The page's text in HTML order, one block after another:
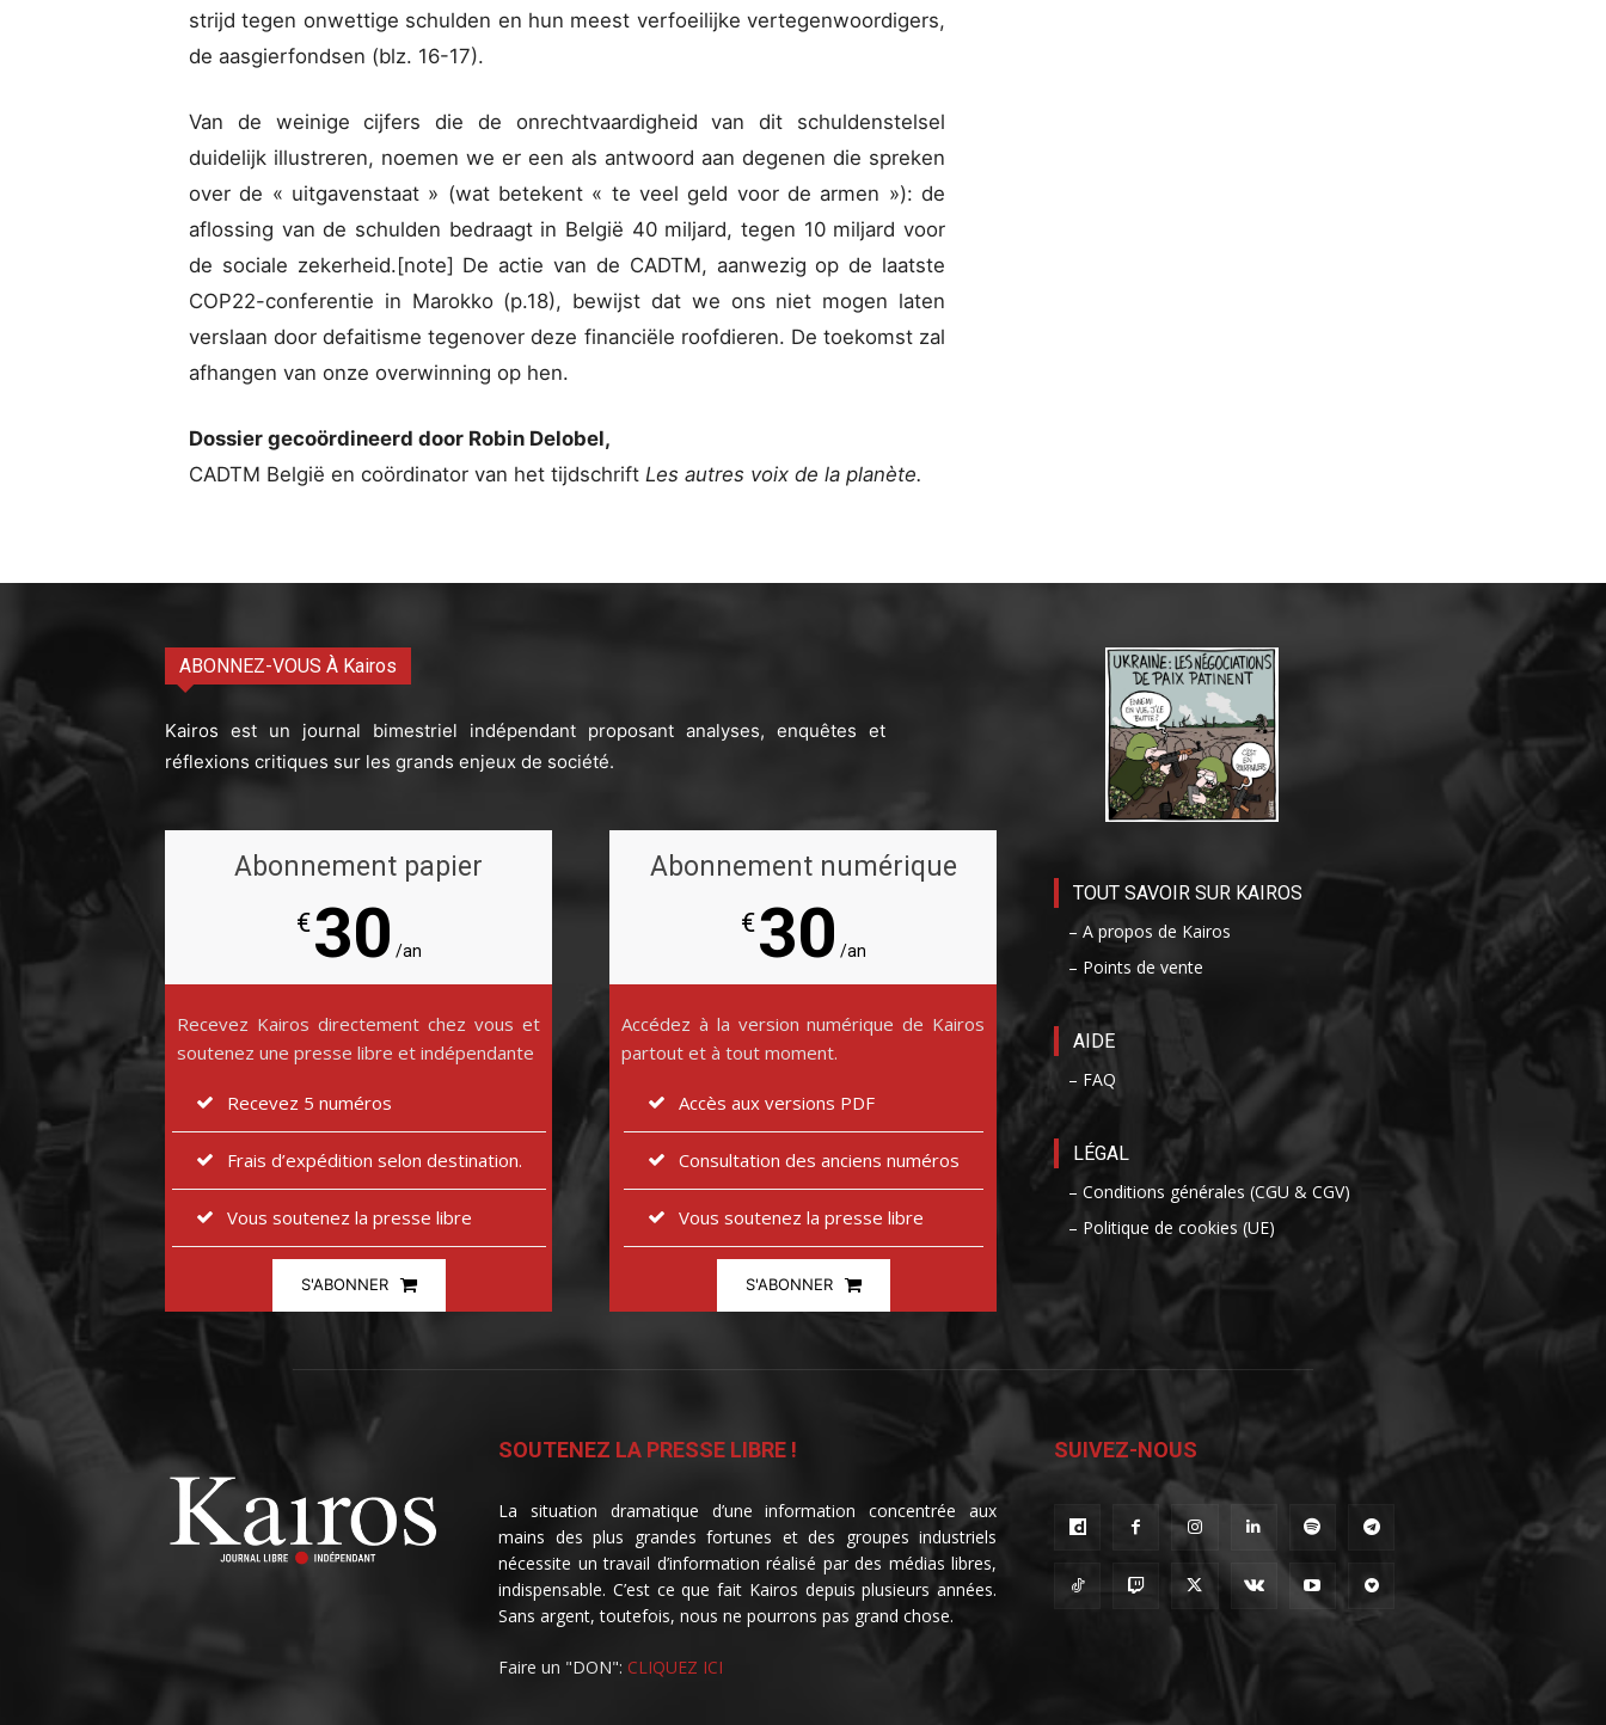
strijd tegen onwettige schulden en hun meest verfoeilijke vertegenwoordigers,
de aasgierfondsen (blz. 16-17).
Van de weinige cijfers die de onrechtvaardigheid van dit schuldenstelsel
duidelijk illustreren, noemen we er een als antwoord aan degenen die spreken
over de « uitgavenstaat » (wat betekent « te veel geld voor de armen »): de
aflossing van de schulden bedraagt in België 40 miljard, tegen 10 miljard voor
de sociale zekerheid.[note] De actie van de CADTM, aanwezig op de laatste
COP22-conferentie in Marokko (p.18), bewijst dat we ons niet mogen laten
verslaan door defaitisme tegenover deze financiële roofdieren. De toekomst zal
afhangen van onze overwinning op hen.
Dossier gecoördineerd door Robin Delobel,
CADTM België en coördinator van het tijdschrift Les autres voix de la planète.
ABONNEZ-VOUS À Kairos
Kairos est un journal bimestriel indépendant proposant analyses, enquêtes et
réflexions critiques sur les grands enjeux de société.
Abonnement papier
€30 /an
Recevez Kairos directement chez vous et
soutenez une presse libre et indépendante
Recevez 5 numéros
Frais d’expédition selon destination.
Vous soutenez la presse libre
S'ABONNER
Abonnement numérique
€30 /an
Accédez à la version numérique de Kairos
partout et à tout moment.
Accès aux versions PDF
Consultation des anciens numéros
Vous soutenez la presse libre
S'ABONNER
TOUT SAVOIR SUR KAIROS
– A propos de Kairos
– Points de vente
AIDE
– FAQ
LÉGAL
– Conditions générales (CGU & CGV)
– Politique de cookies (UE)
SOUTENEZ LA PRESSE LIBRE !
La situation dramatique d’une information concentrée aux
mains des plus grandes fortunes et des groupes industriels
nécessite un travail d’information réalisé par des médias libres,
indispensable. C’est ce que fait Kairos depuis plusieurs années.
Sans argent, toutefois, nous ne pourrons pas grand chose.
Faire un "DON": CLIQUEZ ICI
SUIVEZ-NOUS